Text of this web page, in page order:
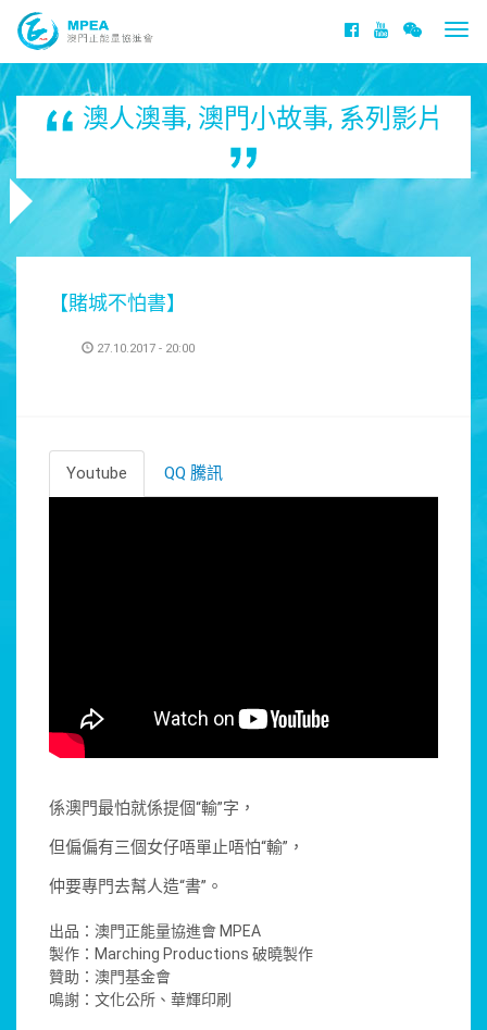
澳人澳事, 澳門小故事, 系列影片
【賭城不怕書】
27.10.2017 - 20:00
Youtube QQ 騰訊
係澳門最怕就係提個“輸”字，
但偏偏有三個女仔唔單止唔怕“輸”，
仲要專門去幫人造“書”。
出品：澳門正能量協進會 MPEA
製作：Marching Productions 破曉製作
贊助：澳門基金會
鳴謝：文化公所、華輝印刷